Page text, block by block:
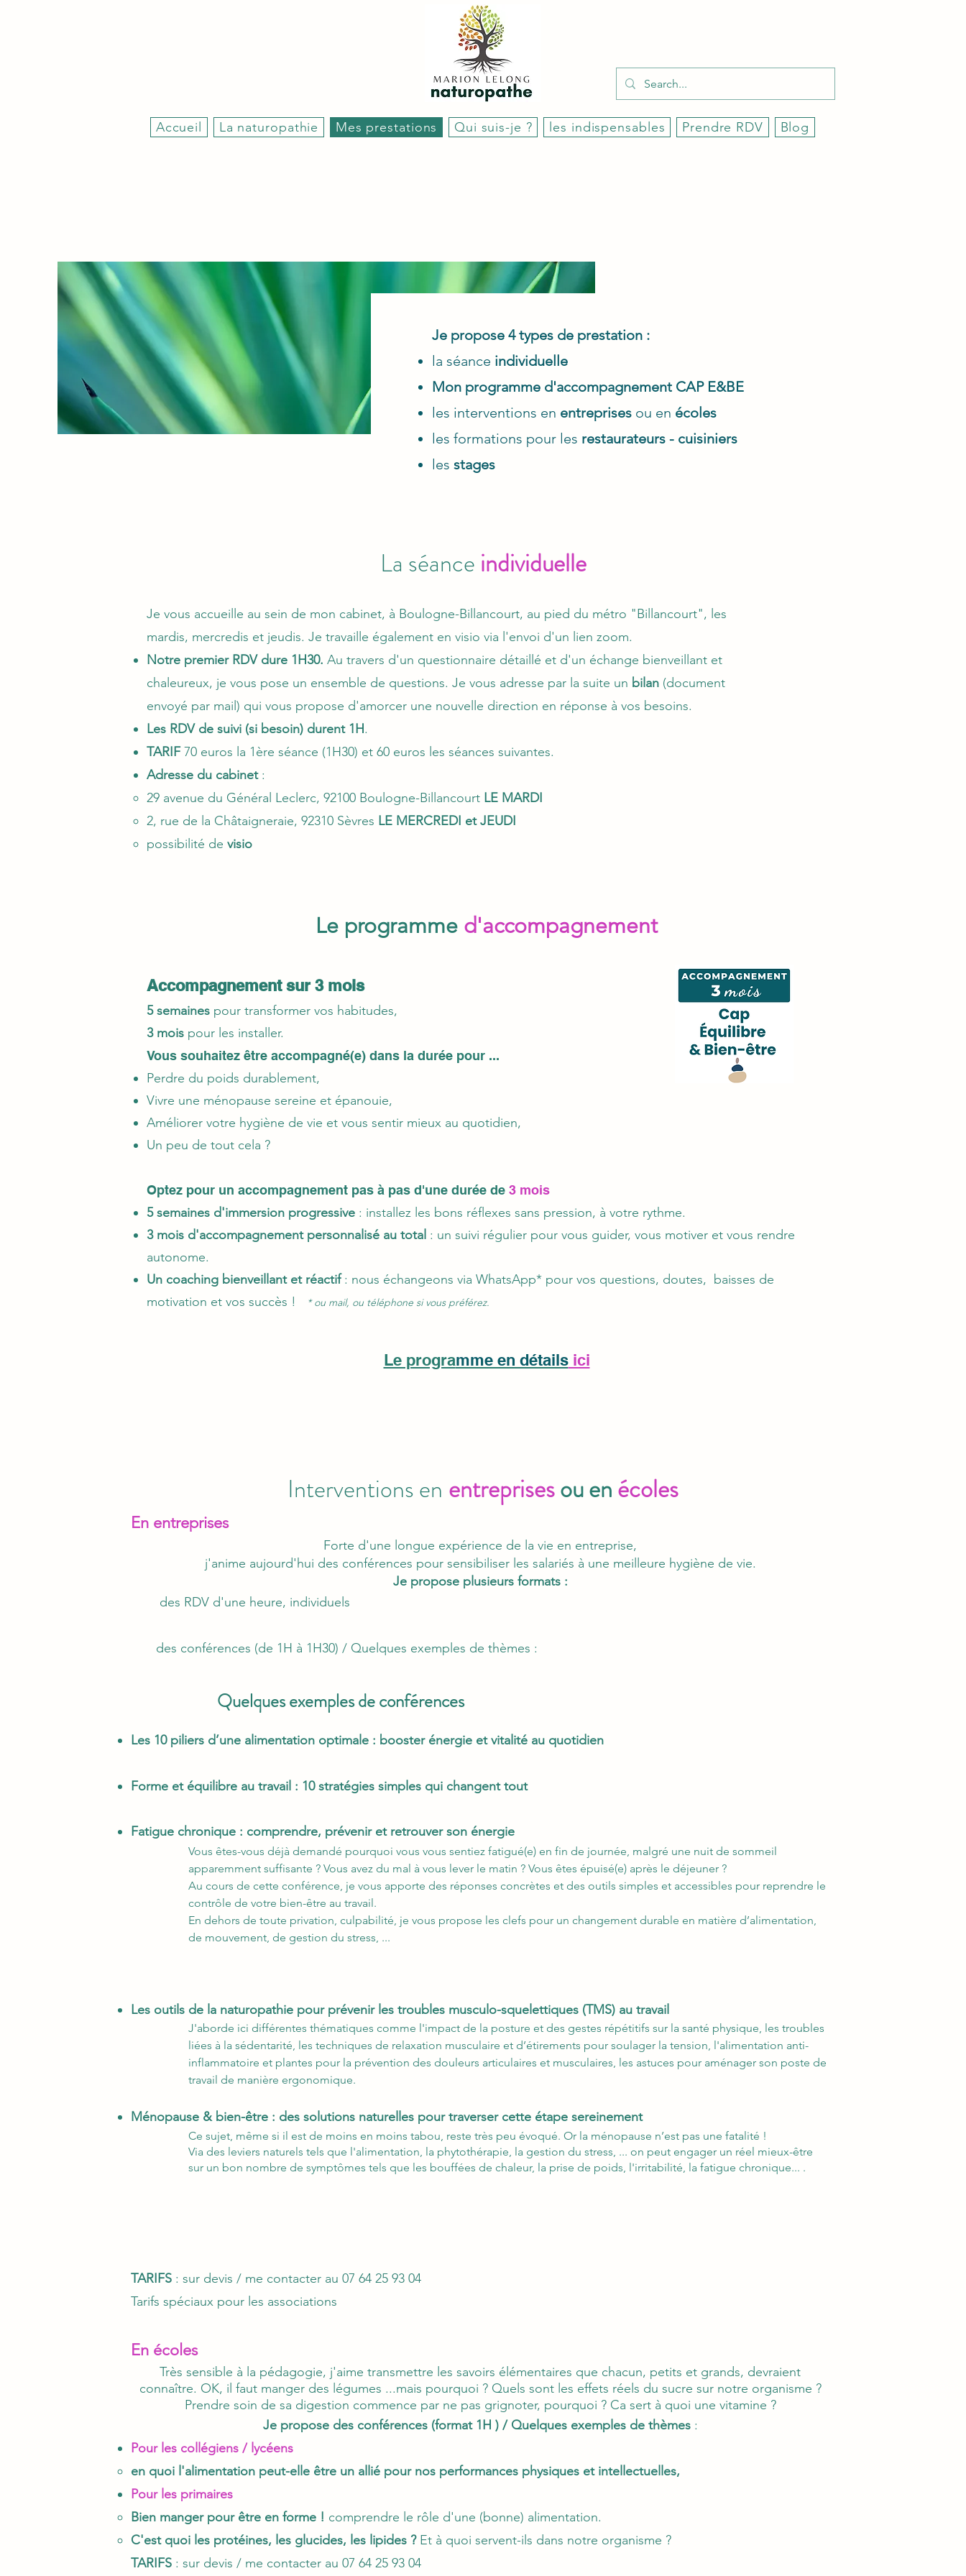
Accueil La naturopathie Mes prestations Qui suis-je ? les indispensables Prendre RDV Blog
Je propose 4 types de prestation :
la séance individuelle
Mon programme d'accompagnement CAP E&BE
les interventions en entreprises ou en écoles
les formations pour les restaurateurs - cuisiniers
les stages
La séance individuelle
Je vous accueille au sein de mon cabinet, à Boulogne-Billancourt, au pied du métro "Billancourt", les
mardis, mercredis et jeudis. Je travaille également en visio via l'envoi d'un lien zoom.
Notre premier RDV dure 1H30. Au travers d'un questionnaire détaillé et d'un échange bienveillant et
chaleureux, je vous pose un ensemble de questions. Je vous adresse par la suite un bilan (document
envoyé par mail) qui vous propose d'amorcer une nouvelle direction en réponse à vos besoins.
Les RDV de suivi (si besoin) durent 1H.
TARIF70 euros la 1ère séance (1H30) et 60 euros les séances suivantes.
Adresse du cabinet:
29 avenue du Général Leclerc, 92100 Boulogne-Billancourt LE MARDI
2, rue de la Châtaigneraie, 92310 Sèvres LE MERCREDI et JEUDI
possibilité de visio
Le programme d'accompagnement
Accompagnement sur 3 mois
5 semaines pour transformer vos habitudes,
3 mois pour les installer.
Vous souhaitez être accompagné(e) dans la durée pour ...
Perdre du poids durablement,
Vivre une ménopause sereine et épanouie,
Améliorer votre hygiène de vie et vous sentir mieux au quotidien,
Un peu de tout cela ?
Optez pour un accompagnement pas à pas d'une durée de 3 mois
5 semaines d'immersion progressive : installez les bons réflexes sans pression, à votre rythme.
3 mois d'accompagnement personnalisé au total : un suivi régulier pour vous guider, vous motiver et vous rendre
autonome.
Un coaching bienveillant et réactif: nous échangeons via WhatsApp* pour vos questions, doutes, baisses de
motivation et vos succès !
* ou mail, ou téléphone si vous préférez.
Le programme en détailsici
Interventions en entreprisesou enécoles
En entreprises
Forte d'une longue expérience de la vie en entreprise,
j'anime aujourd'hui des conférences pour sensibiliser les salariés à une meilleure hygiène de vie.
Je propose plusieurs formats :
des RDV d'une heure, individuels
des conférences (de 1H à 1H30) / Quelques exemples de thèmes :
Les 10 piliers d’une alimentation optimale : booster énergie et vitalité au quotidien
Forme et équilibre au travail : 10 stratégies simples qui changent tout
Fatigue chronique : comprendre, prévenir et retrouver son énergie
Vous êtes-vous déjà demandé pourquoi vous vous sentiez fatigué(e) en fin de journée, malgré une nuit de sommeil
apparemment suffisante ? Vous avez du mal à vous lever le matin ? Vous êtes épuisé(e) après le déjeuner ?
Au cours de cette conférence, je vous apporte des réponses concrètes et des outils simples et accessibles pour reprendre le
contrôle de votre bien-être au travail.
En dehors de toute privation, culpabilité, je vous propose les clefs pour un changement durable en matière d’alimentation,
de mouvement, de gestion du stress, ...
Les outils de la naturopathie pour prévenir les troubles musculo-squelettiques (TMS) au travail
J'aborde ici différentes thématiques comme l'impact de la posture et des gestes répétitifs sur la santé physique, les troubles
liées à la sédentarité, les techniques de relaxation musculaire et d’étirements pour soulager la tension, l'alimentation anti-
inflammatoire et plantes pour la prévention des douleurs articulaires et musculaires, les astuces pour aménager son poste de
travail de manière ergonomique.
Ménopause & bien-être : des solutions naturelles pour traverser cette étape sereinement
Ce sujet, même si il est de moins en moins tabou, reste très peu évoqué. Or la ménopause n’est pas une fatalité !
Via des leviers naturels tels que l'alimentation, la phytothérapie, la gestion du stress, ... on peut engager un réel mieux-être
sur un bon nombre de symptômes tels que les bouffées de chaleur, la prise de poids, l'irritabilité, la fatigue chronique... .
TARIFS : sur devis / me contacter au 07 64 25 93 04
Tarifs spéciaux pour les associations
En écoles
Très sensible à la pédagogie, j'aime transmettre les savoirs élémentaires que chacun, petits et grands, devraient
connaître. OK, il faut manger des légumes ...mais pourquoi ? Quels sont les effets réels du sucre sur notre organisme ?
Prendre soin de sa digestion commence par ne pas grignoter, pourquoi ? Ca sert à quoi une vitamine ?
Je propose des conférences (format 1H ) / Quelques exemples de thèmes :
Pour les collégiens / lycéens
en quoi l'alimentation peut-elle être un allié pour nos performances physiques et intellectuelles,
Pour les primaires
Bien manger pour être en forme ! comprendre le rôle d'une (bonne) alimentation.
C'est quoi les protéines, les glucides, les lipides ? Et à quoi servent-ils dans notre organisme ?
TARIFS : sur devis / me contacter au 07 64 25 93 04
Quelques exemples de conférences